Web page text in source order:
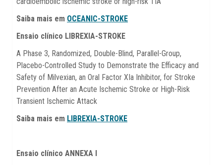
Saiba mais em OCEANIC-STROKE
Ensaio clínico LIBREXIA-STROKE
A Phase 3, Randomized, Double-Blind, Parallel-Group,
Placebo-Controlled Study to Demonstrate the Efficacy and
Safety of Milvexian, an Oral Factor XIa Inhibitor, for Stroke
Prevention After an Acute Ischemic Stroke or High-Risk
Transient Ischemic Attack
Saiba mais em LIBREXIA-STROKE
Ensaio clínico ANNEXA I